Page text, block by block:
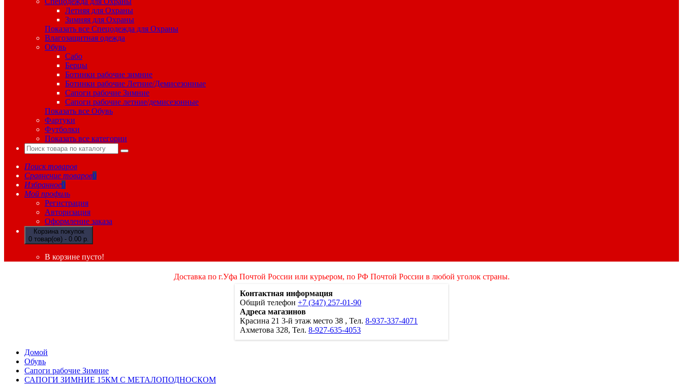
Летняя для Охраны
Зимняя для Охраны
Показать все Спецодежда для Охраны
Влагозащитная одежда
Обувь
Сабо
Берцы
Ботинки рабочие зимние
Ботинки рабочие Летние/Демисезонные
Сапоги рабочие Зимние
Сапоги рабочие летние/демисезонные
Показать все Обувь
Фартуки
Футболки
Показать все категории
Поиск товаров
Сравнение товаров0
Избранное0
Мой профиль
Регистрация
Авторизация
Оформление заказа
Корзина покупок
0 товар(ов) - 0.00 р.
В корзине пусто!
Доставка по г.Уфа Почтой России или курьером, по РФ Почтой России в любой уголок страны.
Контактная информация
Общий телефон +7 (347) 257-01-90
Адреса магазинов
Красина 21 3-й этаж место 38 , Тел. 8-937-337-4071
Ахметова 328, Тел. 8-927-635-4053
Домой
Обувь
Сапоги рабочие Зимние
САПОГИ ЗИМНИЕ 15КМ С МЕТАЛОПОДНОСКОМ